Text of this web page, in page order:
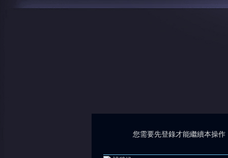
您需要先登錄才能繼續本操作